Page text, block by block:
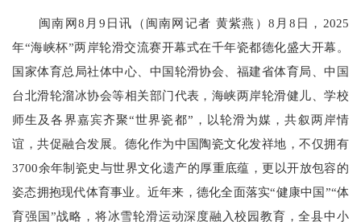
闽南网8月9日讯（闽南网记者 黄紫燕）8月8日，2025
年“海峡杯”两岸轮滑交流赛开幕式在千年瓷都德化盛大开幕。
国家体育总局社体中心、中国轮滑协会、福建省体育局、中国
台北滑轮溜冰协会等相关部门代表，海峡两岸轮滑健儿、学校
师生及各界嘉宾齐聚“世界瓷都”，以轮滑为媒，共叙两岸情
谊，共促融合发展。德化作为中国陶瓷文化发祥地，不仅拥有
3700余年制瓷史与世界文化遗产的厚重底蕴，更以开放包容的
姿态拥抱现代体育事业。近年来，德化全面落实“健康中国”“体
育强国”战略，将冰雪轮滑运动深度融入校园教育，全县中小